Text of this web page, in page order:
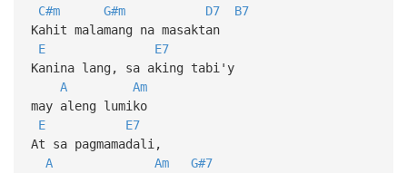
C#m
G#m D7
B7
Kahit malamang na masaktan
E
E7
Kanina lang, sa aking tabi'y
A
Am
may aleng lumiko
E
E7
At sa pagmamadali,
A
Am
G#7